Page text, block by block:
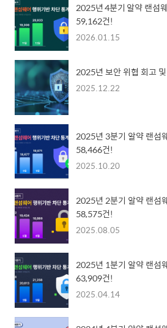
2025년 4분기 알약 랜섬
59,162건!
2026.01.15
2025년 보안 위협 회고
2025.12.22
2025년 3분기 알약 랜섬
58,466건!
2025.10.20
2025년 2분기 알약 랜섬
58,575건!
2025.08.05
2025년 1분기 알약 랜섬
63,909건!
2025.04.14